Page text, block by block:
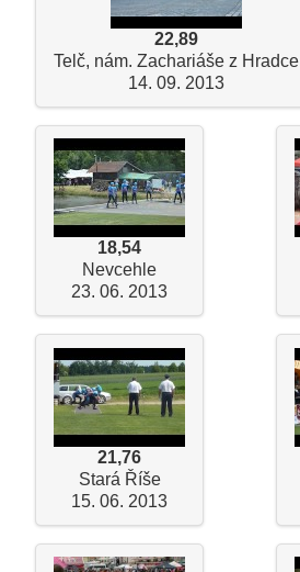
22,89
Telč, nám. Zachariáše z Hradce
14. 09. 2013
18,54
Nevcehle
23. 06. 2013
21,76
Stará Říše
15. 06. 2013